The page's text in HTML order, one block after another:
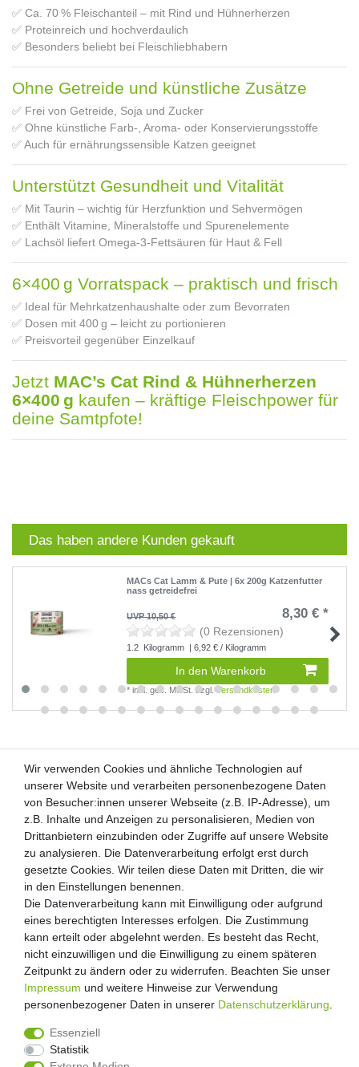
✅ Ca. 70 % Fleischanteil – mit Rind und Hühnerherzen
✅ Proteinreich und hochverdaulich
✅ Besonders beliebt bei Fleischliebhabern
Ohne Getreide und künstliche Zusätze
✅ Frei von Getreide, Soja und Zucker
✅ Ohne künstliche Farb-, Aroma- oder Konservierungsstoffe
✅ Auch für ernährungssensible Katzen geeignet
Unterstützt Gesundheit und Vitalität
✅ Mit Taurin – wichtig für Herzfunktion und Sehvermögen
✅ Enthält Vitamine, Mineralstoffe und Spurenelemente
✅ Lachsöl liefert Omega‑3‑Fettsäuren für Haut & Fell
6×400 g Vorratspack – praktisch und frisch
✅ Ideal für Mehrkatzenhaushalte oder zum Bevorraten
✅ Dosen mit 400 g – leicht zu portionieren
✅ Preisvorteil gegenüber Einzelkauf
Jetzt MAC’s Cat Rind & Hühnerherzen
6×400 g kaufen – kräftige Fleischpower für
deine Samtpfote!
Das haben andere Kunden gekauft
MACs Cat Lamm & Pute | 6x 200g Katzenfutter
nass getreidefrei
UVP 10,50 € 8,30 € *
(0 Rezensionen)
1.2 Kilogramm | 6,92 € / Kilogramm
In den Warenkorb
*inkl. ges. MwSt. zzgl. Versandkosten
Kunden-Anfragen: info@zooheld.de
Über uns
Zahlung und Versand
Retouren
Zooheld Blog
Widerrufsrecht
Vertrag widerrufen
Geschäftsbedingungen
Impressum
Wir verwenden Cookies und ähnliche Technologien auf
unserer Website und verarbeiten personenbezogene Daten
von Besucher:innen unserer Webseite (z.B. IP-Adresse), um
z.B. Inhalte und Anzeigen zu personalisieren, Medien von
Drittanbietern einzubinden oder Zugriffe auf unsere Website
zu analysieren. Die Datenverarbeitung erfolgt erst durch
gesetzte Cookies. Wir teilen diese Daten mit Dritten, die wir
in den Einstellungen benennen.
Die Datenverarbeitung kann mit Einwilligung oder aufgrund
eines berechtigten Interesses erfolgen. Die Zustimmung
kann erteilt oder abgelehnt werden. Es besteht das Recht,
nicht einzuwilligen und die Einwilligung zu einem späteren
Zeitpunkt zu ändern oder zu widerrufen. Beachten Sie unser
Impressum und weitere Hinweise zur Verwendung
personenbezogener Daten in unserer Daten­schutz­erklärung
Essenziell
Statistik
Wir verwenden Cookies und ähnliche Technologien auf
unserer Website und verarbeiten personenbezogene Daten
von Besucher:innen unserer Webseite (z.B. IP-Adresse), um
z.B. Inhalte und Anzeigen zu personalisieren, Medien von
Drittanbietern einzubinden oder Zugriffe auf unsere Website
zu analysieren. Die Datenverarbeitung erfolgt erst durch
gesetzte Cookies. Wir teilen diese Daten mit Dritten, die wir
in den Einstellungen benennen.
Die Datenverarbeitung kann mit Einwilligung oder aufgrund
eines berechtigten Interesses erfolgen. Die Zustimmung
kann erteilt oder abgelehnt werden. Es besteht das Recht,
nicht einzuwilligen und die Einwilligung zu einem späteren
Zeitpunkt zu ändern oder zu widerrufen. Beachten Sie unser
Impressum und weitere Hinweise zur Verwendung
personenbezogener Daten in unserer Daten­schutz­erklärung
Essenziell
Statistik